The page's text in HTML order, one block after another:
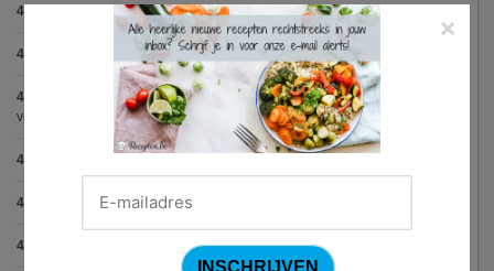
4.9 Pizza chicken BBQ(11 votes)
4.9 Steak chimichurri (Gordon Ramsay) (10 votes)
4.9 Aspergepuree met garnalen en zure room (Piet Huysentruyt)
votes)
4.9
4.9 Bloemkoolcurry(8 votes)
4.9 (8 votes)
×